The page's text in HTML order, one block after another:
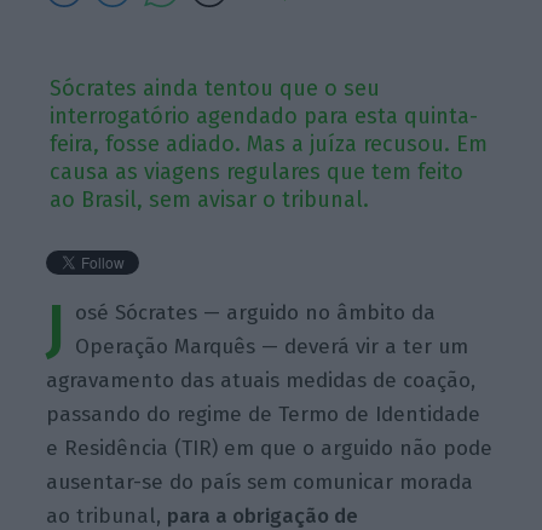
Sócrates ainda tentou que o seu
interrogatório agendado para esta quinta-
feira, fosse adiado. Mas a juíza recusou. Em
causa as viagens regulares que tem feito
ao Brasil, sem avisar o tribunal.
J
osé Sócrates — arguido no âmbito da
Operação Marquês — deverá vir a ter um
agravamento das atuais medidas de coação,
passando do regime de Termo de Identidade
e Residência (TIR) em que o arguido não pode
ausentar-se do país sem comunicar morada
ao tribunal, para a obrigação de